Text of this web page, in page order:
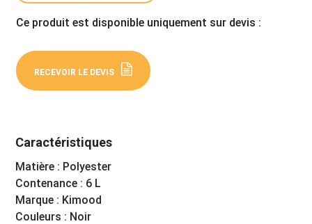
Ce produit est disponible uniquement sur devis :
RECEVOIR LE DEVIS
Caractéristiques
Matière : Polyester
Contenance : 6 L
Marque : Kimood
Couleurs : Noir